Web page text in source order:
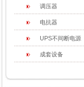
调压器
电抗器
UPS不间断电源
成套设备